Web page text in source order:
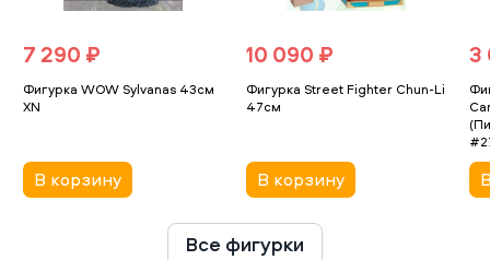
7 290 ₽
Фигурка WOW Sylvanas 43см
XN
В корзину
10 090 ₽
Фигурка Street Fighter Chun-Li
47см
В корзину
3
Все фигурки